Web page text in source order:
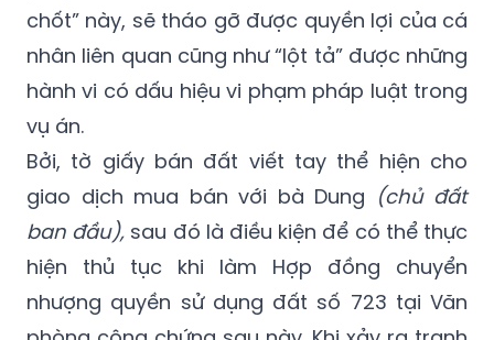
chốt” này, sẽ tháo gỡ được quyền lợi của cá
nhân liên quan cũng như “lột tả” được những
hành vi có dấu hiệu vi phạm pháp luật trong
vụ án.
Bởi, tờ giấy bán đất viết tay thể hiện cho
giao dịch mua bán với bà Dung (chủ đất
ban đầu), sau đó là điều kiện để có thể thực
hiện thủ tục khi làm Hợp đồng chuyển
nhượng quyền sử dụng đất số 723 tại Văn